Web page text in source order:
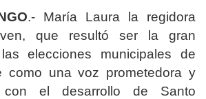
.- María Laura la regidora
que resultó ser la gran
elecciones municipales de
como una voz prometedora y
con el desarrollo de Santo